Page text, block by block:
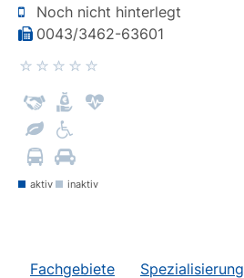
Noch nicht hinterlegt
0043/3462-63601
aktiv inaktiv
Fachgebiete Spezialisierung